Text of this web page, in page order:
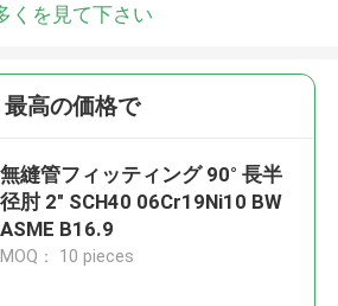
くを見て下さい
最高の価格で
無縫管フィッティング 90° 長半
径肘 2" SCH40 06Cr19Ni10 BW
ASME B16.9
MOQ： 10 pieces